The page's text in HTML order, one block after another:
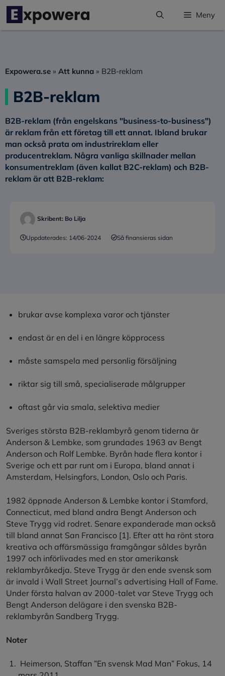
Hoppa
innehåll
Meny
Expowera.se » Att kunna » B2B-reklam
B2B-reklam
B2B-reklam (från engelskans "business-to-business")
är reklam från ett företag till ett annat. Ibland brukar
man också prata om industrireklam eller
producentreklam. Några vanliga skillnader mellan
konsumentreklam (även kallat B2C-reklam) och B2B-
reklam är att B2B-reklam:
Skribent: Bo Lilja
Uppdaterades: 14/06-2024 Så finansieras sidan
brukar avse komplexa varor och tjänster
endast är en del i en längre köpprocess
måste samspela med personlig försäljning
riktar sig till små, specialiserade målgrupper
oftast går via smala, selektiva medier
Sveriges största B2B-reklambyrå genom tiderna är
Anderson & Lembke, som grundades 1963 av Bengt
Anderson och Rolf Lembke. Byrån hade flera kontor i
Sverige och ett par runt om i Europa, bland annat i
Amsterdam, Helsingfors, London, Oslo och Paris.
1982 öppnade Anderson & Lembke kontor i Stamford,
Connecticut, med bland andra Bengt Anderson och
Steve Trygg vid rodret. Senare expanderade man också
till bland annat San Francisco [1]. Efter att ha rönt stora
kreativa och affärsmässiga framgångar såldes byrån
1997 och införlivades med en stor amerikansk
reklambyråkedja. Steve Trygg är den ende svensk som
är invald i Wall Street Journal’s advertising Hall of Fame.
Under första halvan av 2000-talet var Steve Trygg och
Bengt Anderson delägare i den svenska B2B-
reklambyrån Sandberg Trygg.
Noter
Heimerson, Staffan ”En svensk Mad Man” Fokus, 14